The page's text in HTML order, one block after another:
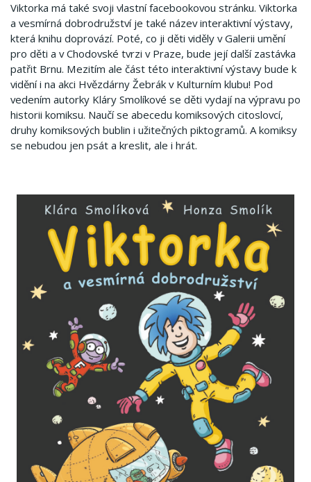
Viktorka má také svoji vlastní facebookovou stránku. Viktorka
a vesmírná dobrodružství je také název interaktivní výstavy,
která knihu doprovází. Poté, co ji děti viděly v Galerii umění
pro děti a v Chodovské tvrzi v Praze, bude její další zastávka
patřit Brnu. Mezitím ale část této interaktivní výstavy bude k
vidění i na akci Hvězdárny Žebrák v Kulturním klubu! Pod
vedením autorky Kláry Smolíkové se děti vydají na výpravu po
historii komiksu. Naučí se abecedu komiksových citoslovcí,
druhy komiksových bublin i užitečných piktogramů. A komiksy
se nebudou jen psát a kreslit, ale i hrát.